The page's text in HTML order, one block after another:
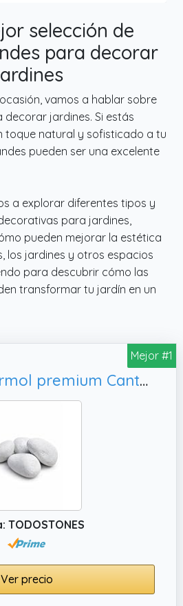
selección de
para decorar
ocasión, vamos a hablar sobre
jardines. Si estás
toque natural y sofisticado a tu
pueden ser una excelente
a explorar diferentes tipos y
para jardines,
pueden mejorar la estética
los jardines y otros espacios
para descubrir cómo las
transformar tu jardín en un
Mejor #1
Piedra de marmol premium Canto rodado 60-100 mm Blanco Puro (20 kg)
TODOSTONES
Ver precio